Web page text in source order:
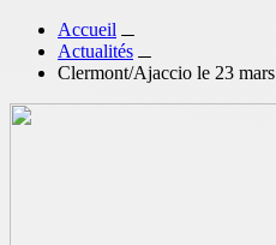
Accueil
Actualités
Clermont/Ajaccio le 23 mars